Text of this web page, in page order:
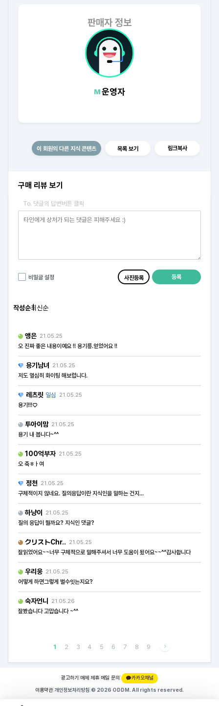
판매자 정보
운영자
이 회원의 다른 지식 콘텐츠 목록 보기 링크복사
구매 리뷰 보기
To. 댓글의 답변버튼 클릭
비밀글 설정 사진등록 등록
작성순최신순
앵은 21.05.25
오 진짜 좋은 내용이예요 !! 용기릉.얻었어요 !!
용기남녀
21.05.25
저도 열심히 화이팅 해보렵니다.
레츠릿 일심
21.05.25
용기!!!♡
투아이맘 21.05.25
용기 내 봅니다~^^
100억부자 21.05.25
오 축ㅎㅏ여
정천 21.05.25
구체적이지 않네요. 질의응답이란 지식인을 말하는 건지...
하냥이
21.05.25
질의 응답이 뭘까요? 지식인 댓글?
クリストChr.. 21.05.25
잘읽었어요~~너무 구체적으로 말해주셔서 너무 도움이 됬어요~~^^감사합니다
우리웅 21.05.25
어떻게 하면그렇게 벌수잇는지요?
숙자언니
21.05.26
잘봤습니다 고맙습니다 ~^^
1 2 3 4 5 6 7 8 9
광고하기 매체 제휴 메일 문의 |
카카오채널
이용약관 개인정보처리방침 © 2026 ODDM. All rights reserved.